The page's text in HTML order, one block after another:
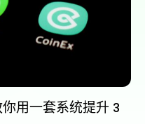
用一套系统提升 3